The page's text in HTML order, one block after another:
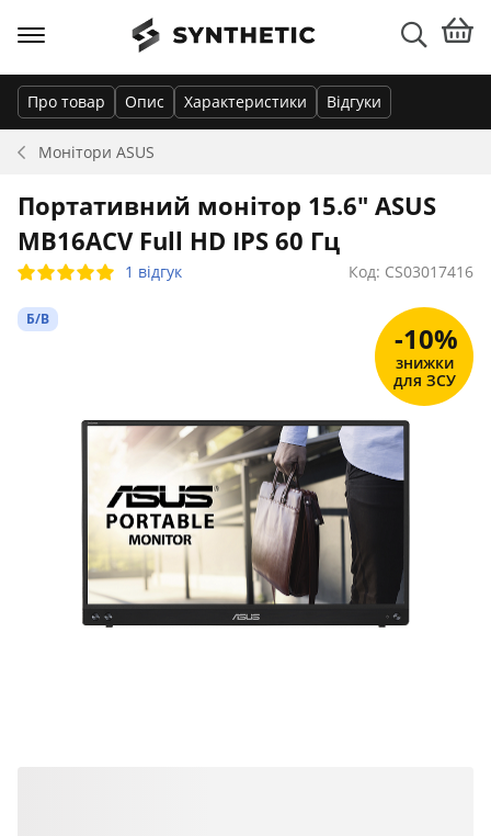
Монітори ASUS
Про товар Опис Характеристики Відгуки
Портативний монітор 15.6" ASUS
MB16ACV Full HD IPS 60 Гц
1 відгук Код: CS03017416
Б/В
-10%
знижки
для ЗСУ